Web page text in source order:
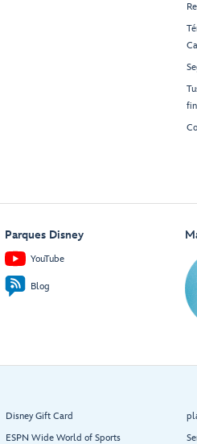
Parques Disney
YouTube
Blog
Disney Gift Card
ESPN Wide World of Sports